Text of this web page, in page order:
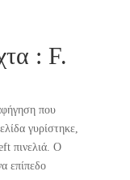
: F.
που
γυρίστηκε,
πινελιά. Ο
επίπεδο